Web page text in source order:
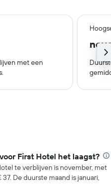
met een
First Hotel het laagst?
te verblijven is november, met
De duurste maand is januari,